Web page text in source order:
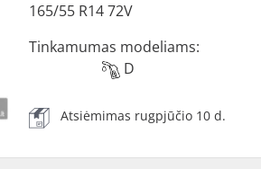
165/55 R14 72V
Tinkamumas modeliams:
D
Atsiėmimas rugpjūčio 10 d.